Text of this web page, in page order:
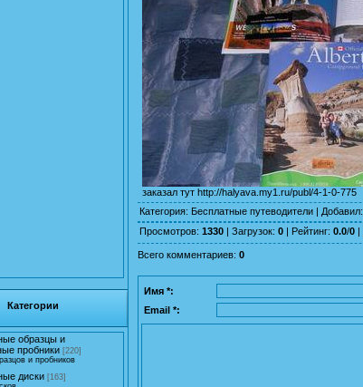
Категории
образцы и
пробники [220]
и пробников
диски [163]
заказал тут http://halyava.my1.ru/publ/4-1-0-775
Категория: Бесплатные путеводители | Добавил:
Просмотров: 1330 | Загрузок: 0 | Рейтинг: 0.0/0 |
Всего комментариев: 0
Имя *:
Email *: